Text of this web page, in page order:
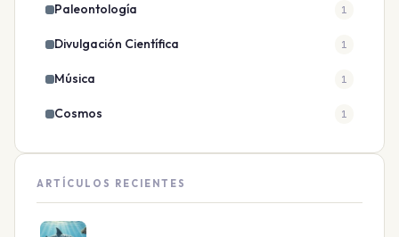
Paleontología 1
Divulgación Científica 1
Música 1
Cosmos 1
ARTÍCULOS RECIENTES